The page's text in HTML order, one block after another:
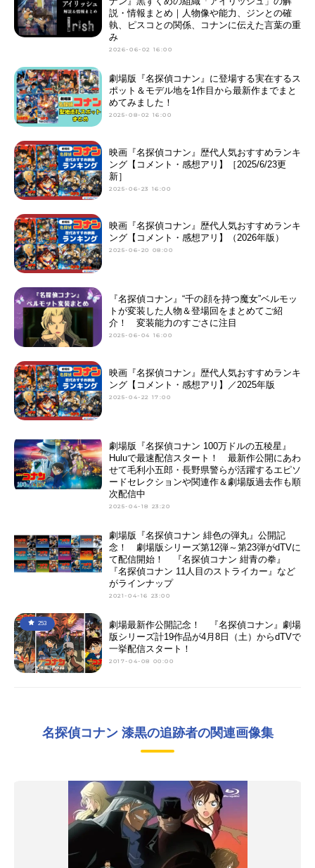
説・情報まとめ｜人物像や能力、ジンとの確
執、ピスコとの関係、コナンに伝えた言葉の重
み
2026-06-02 16:00
劇場版『名探偵コナン』に登場する実在するス
ポット＆モデル地を1作目から最新作までまと
めてみました！
2025-08-02 16:00
映画『名探偵コナン』歴代人気おすすめランキ
ング【コメント・感想アリ】［2025/6/23更
新］
2025-06-23 16:00
映画『名探偵コナン』歴代人気おすすめランキ
ング【コメント・感想アリ】（2026年版）
2025-06-20 08:00
『名探偵コナン』“千の顔を持つ魔女”ベルモッ
トが変装した人物＆登場回をまとめてご紹
介！ 変装能力のすごさに注目
2025-06-04 16:00
映画『名探偵コナン』歴代人気おすすめランキ
ング【コメント・感想アリ】／2025年版
2025-04-22 17:00
劇場版『名探偵コナン 100万ドルの五稜星』
Huluで最速配信スタート！ 最新作公開にあわ
せて毛利小五郎・長野県警らが活躍するエピソ
ードセレクションや関連作＆劇場版過去作も順
次配信中
2025-04-18 23:20
劇場版『名探偵コナン 緋色の弾丸』公開記
念！ 劇場版シリーズ第12弾～第23弾がdTVに
て配信開始！ 『名探偵コナン 紺青の拳』
『名探偵コナン 11人目のストライカー』など
がラインナップ
2021-04-16 23:00
253
劇場最新作公開記念！ 『名探偵コナン』劇場
版シリーズ計19作品が4月8日（土）からdTVで
一挙配信スタート！
2017-04-08 00:00
名探偵コナン 漆黒の追跡者の関連画像集